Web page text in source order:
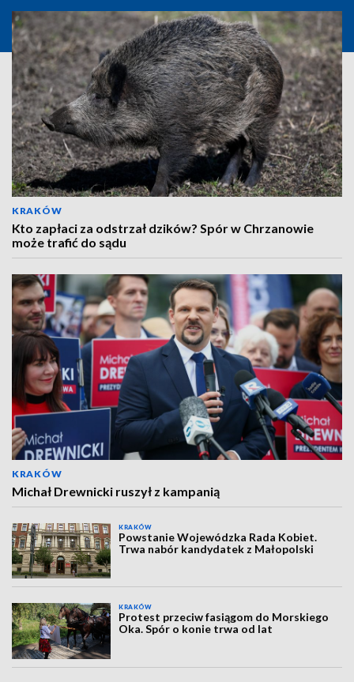
KRAKÓW
Kto zapłaci za odstrzał dzików? Spór w Chrzanowie
może trafić do sądu
KRAKÓW
Michał Drewnicki ruszył z kampanią
KRAKÓW
Powstanie Wojewódzka Rada Kobiet.
Trwa nabór kandydatek z Małopolski
KRAKÓW
Protest przeciw fasiągom do Morskiego
Oka. Spór o konie trwa od lat